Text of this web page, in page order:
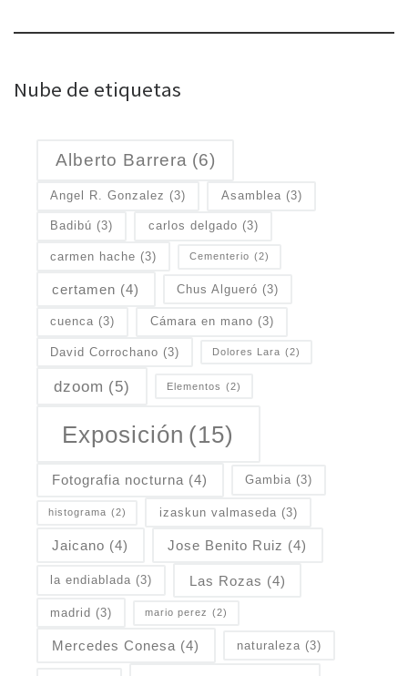
Nube de etiquetas
Alberto Barrera (6)
Angel R. Gonzalez (3) Asamblea (3)
Badibú (3) carlos delgado (3)
carmen hache (3) Cementerio (2)
certamen (4) Chus Algueró (3)
cuenca (3) Cámara en mano (3)
David Corrochano (3) Dolores Lara (2)
dzoom (5) Elementos (2)
Exposición (15)
Fotografia nocturna (4) Gambia (3)
histograma (2) izaskun valmaseda (3)
Jaicano (4) Jose Benito Ruiz (4)
la endiablada (3) Las Rozas (4)
madrid (3) mario perez (2)
Mercedes Conesa (4) naturaleza (3)